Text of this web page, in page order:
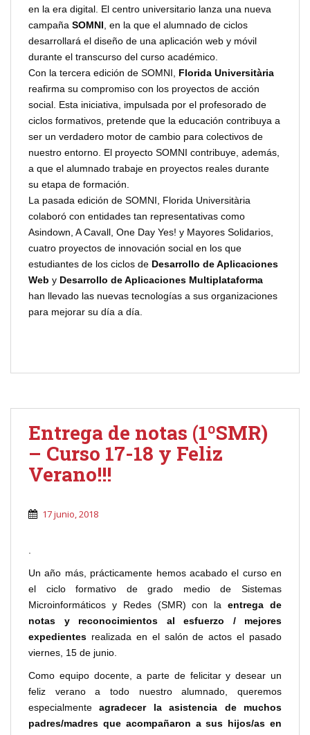
en la era digital. El centro universitario lanza una nueva
campaña SOMNI , en la que el alumnado de ciclos
desarrollará el diseño de una aplicación web y móvil
durante el transcurso del curso académico.
Con la tercera edición de SOMNI, Florida Universitària
reafirma su compromiso con los proyectos de acción
social. Esta iniciativa, impulsada por el profesorado de
ciclos formativos, pretende que la educación contribuya a
ser un verdadero motor de cambio para colectivos de
nuestro entorno. El proyecto SOMNI contribuye, además,
a que el alumnado trabaje en proyectos reales durante
su etapa de formación.
La pasada edición de SOMNI, Florida Universitària
colaboró con entidades tan representativas como
Asindown, A Cavall, One Day Yes! y Mayores Solidarios,
cuatro proyectos de innovación social en los que
estudiantes de los ciclos de Desarrollo de Aplicaciones
Web y Desarrollo de Aplicaciones Multiplataforma
han llevado las nuevas tecnologías a sus organizaciones
para mejorar su día a día.
Entrega de notas (1ºSMR)
– Curso 17-18 y Feliz
Verano!!!
17 junio, 2018
Un año más, prácticamente hemos acabado el curso en
el ciclo formativo de grado medio de Sistemas
Microinformáticos y Redes (SMR) con laentrega de
notas y reconocimientos al esfuerzo / mejores
expedientes realizada en el salón de actos el pasado
viernes, 15 de junio.
Como equipo docente, a parte de felicitar y desear un
feliz verano a todo nuestro alumnado, queremos
especialmente agradecer la asistencia de muchos
padres/madres que acompañaron a sus hijos/as en